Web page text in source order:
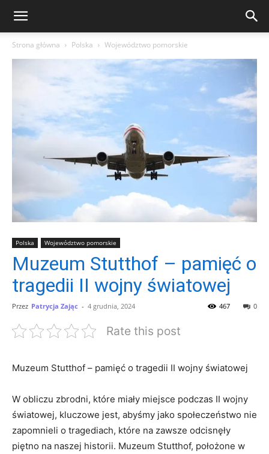
Strona główna Polska Województwo pomorskie
Polska Województwo pomorskie
Muzeum Stutthof – pamięć o
tragedii II wojny światowej
Przez Patrycja Zając - 4 grudnia, 2024 0
467
Rate this post
Muzeum ‍Stutthof – pamięć o tragedii II wojny światowej
W obliczu zbrodni, ⁢które miały‍ miejsce podczas II wojny
światowej,⁣ kluczowe‌ jest, ⁤abyśmy jako społeczeństwo nie
zapomnieli ​o tragediach, które na zawsze odcisnęły
⁣piętno ‍na⁤ naszej historii. Muzeum Stutthof,‍ położone w